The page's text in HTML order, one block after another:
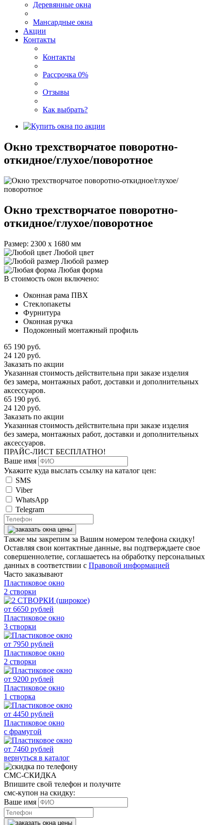
Деревянные окна
Мансардные окна
Акции
Контакты
Контакты
Рассрочка 0%
Отзывы
Как выбрать?
Окно трехстворчатое поворотно-
откидное/глухое/поворотное
Окно трехстворчатое поворотно-
откидное/глухое/поворотное
Размер: 2300 х 1680 мм
Любой цвет
Любой размер
Любая форма
В стоимость окон включено:
Оконная рама ПВХ
Стеклопакеты
Фурнитура
Оконная ручка
Подоконный монтажный профиль
65 190 руб.
24 120 руб.
Заказать по акции
Указанная стоимость действительна при заказе изделия
без замера, монтажных работ, доставки и дополнительных
аксессуаров.
65 190 руб.
24 120 руб.
Заказать по акции
Указанная стоимость действительна при заказе изделия
без замера, монтажных работ, доставки и дополнительных
аксессуаров.
ПРАЙС-ЛИСТ БЕСПЛАТНО!
Ваше имя
Укажите куда выслать ссылку на каталог цен:
SMS
Viber
WhatsApp
Telegram
Также мы закрепим за Вашим номером телефона скидку!
Оставляя свои контактные данные, вы подтверждаете свое
совершеннолетие, соглашаетесь на обработку персональных
данных в соответствии с Правовой информацией
Часто заказывают
Пластиковое окно
2 створки
от 6650 рублей
Пластиковое окно
3 створки
от 7950 рублей
Пластиковое окно
2 створки
от 9200 рублей
Пластиковое окно
1 створка
от 4450 рублей
Пластиковое окно
с фрамугой
от 7460 рублей
вернуться в каталог
СМС-СКИДКА
Впишите свой телефон и получите
смс-купон на скидку:
Ваше имя